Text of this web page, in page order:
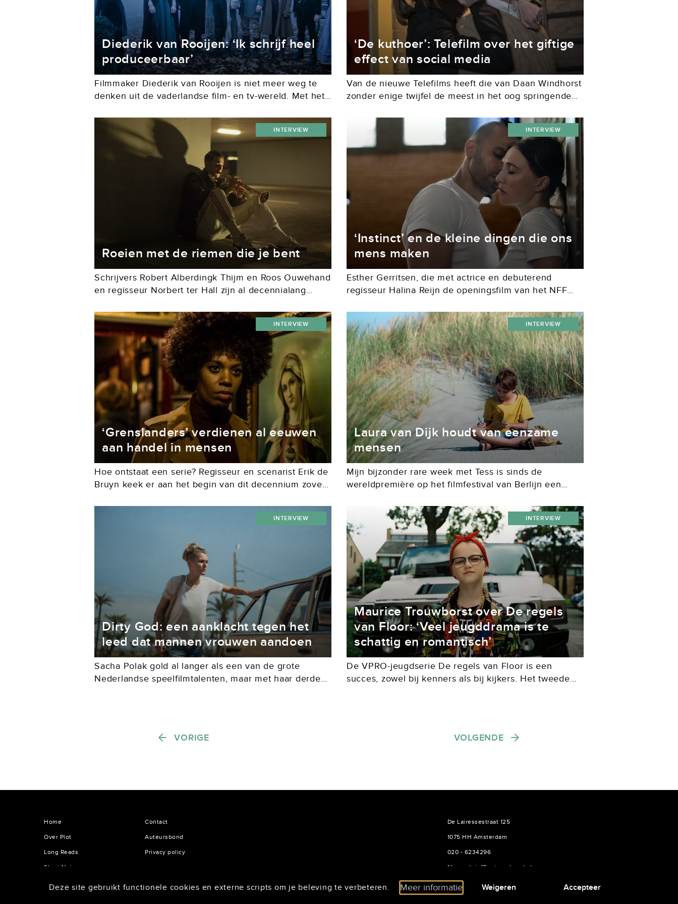
Deze site gebruikt functionele cookies en externe scripts om je beleving te verbeteren. Meer informatie Weigeren Accepteer
Diederik van Rooijen: ‘Ik schrijf heel
produceerbaar’
Filmmaker Diederik van Rooijen is niet meer weg te
denken uit de vaderlandse film- en tv-wereld. Met het
The final Chapter maakte hij...
‘De kuthoer’: Telefilm over het giftige
effect van social media
Van de nieuwe Telefilms heeft die van Daan Windhorst
zonder enige twijfel de meest in het oog springende
met regisseur Ivo van...
Roeien met de riemen die je bent
Schrijvers Robert Alberdingk Thijm en Roos Ouwehand
en regisseur Norbert ter Hall zijn al decennialang
het drietal is betrokken, De belofte van...
INTERVIEW
‘Instinct’ en de kleine dingen die ons
mens maken
Esther Gerritsen, die met actrice en debuterend
regisseur Halina Reijn de openingsfilm van het NFF
haar meer iets wat je erbij doet....
INTERVIEW
‘Grenslanders’ verdienen al eeuwen
aan handel in mensen
Hoe ontstaat een serie? Regisseur en scenarist Erik de
Bruyn keek er aan het begin van dit decennium zoveel
INTERVIEW
Laura van Dijk houdt van eenzame
mensen
Mijn bijzonder rare week met Tess is sinds de
wereldpremière op het filmfestival van Berlijn een
met iedere week wel een bekroning voor de film...
INTERVIEW
Dirty God: een aanklacht tegen het
leed dat mannen vrouwen aandoen
Sacha Polak gold al langer als een van de grote
Nederlandse speelfilmtalenten, maar met haar derde
INTERVIEW
Maurice Trouwborst over De regels
van Floor: ‘Veel jeugddrama is te
schattig en romantisch’
De VPRO-jeugdserie De regels van Floor is een
succes, zowel bij kenners als bij kijkers. Het tweede
INTERVIEW
VORIGE VOLGENDE
Home
Over Plot
Long Reads
Short Notes
Contact
Auteursbond
Privacy policy
De Lairessestraat 125
1075 HH Amsterdam
020 - 6234296
Nieuwsbrief@auteursbond.nl
netwerkscenarioschrijvers.auteursbond.nl